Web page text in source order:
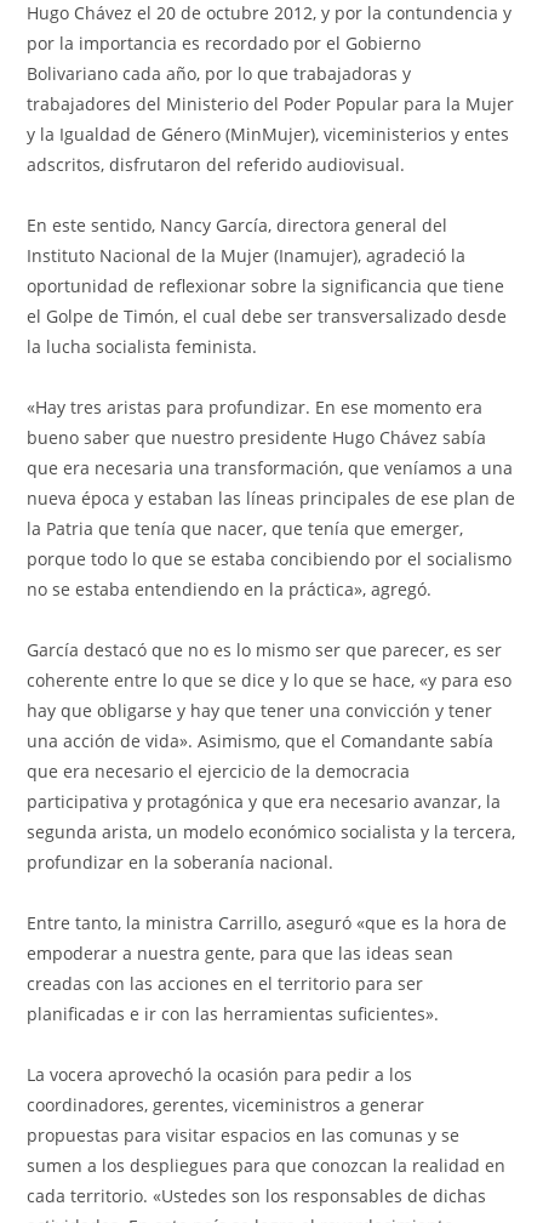
Hugo Chávez el 20 de octubre 2012, y por la contundencia y
por la importancia es recordado por el Gobierno
Bolivariano cada año, por lo que trabajadoras y
trabajadores del Ministerio del Poder Popular para la Mujer
y la Igualdad de Género (MinMujer), viceministerios y entes
adscritos, disfrutaron del referido audiovisual.
En este sentido, Nancy García, directora general del
Instituto Nacional de la Mujer (Inamujer), agradeció la
oportunidad de reflexionar sobre la significancia que tiene
el Golpe de Timón, el cual debe ser transversalizado desde
la lucha socialista feminista.
«Hay tres aristas para profundizar. En ese momento era
bueno saber que nuestro presidente Hugo Chávez sabía
que era necesaria una transformación, que veníamos a una
nueva época y estaban las líneas principales de ese plan de
la Patria que tenía que nacer, que tenía que emerger,
porque todo lo que se estaba concibiendo por el socialismo
no se estaba entendiendo en la práctica», agregó.
García destacó que no es lo mismo ser que parecer, es ser
coherente entre lo que se dice y lo que se hace, «y para eso
hay que obligarse y hay que tener una convicción y tener
una acción de vida». Asimismo, que el Comandante sabía
que era necesario el ejercicio de la democracia
participativa y protagónica y que era necesario avanzar, la
segunda arista, un modelo económico socialista y la tercera,
profundizar en la soberanía nacional.
Entre tanto, la ministra Carrillo, aseguró «que es la hora de
empoderar a nuestra gente, para que las ideas sean
creadas con las acciones en el territorio para ser
planificadas e ir con las herramientas suficientes».
La vocera aprovechó la ocasión para pedir a los
coordinadores, gerentes, viceministros a generar
propuestas para visitar espacios en las comunas y se
sumen a los despliegues para que conozcan la realidad en
cada territorio. «Ustedes son los responsables de dichas